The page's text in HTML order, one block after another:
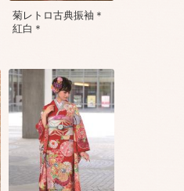
菊レトロ古典振袖＊
紅白＊